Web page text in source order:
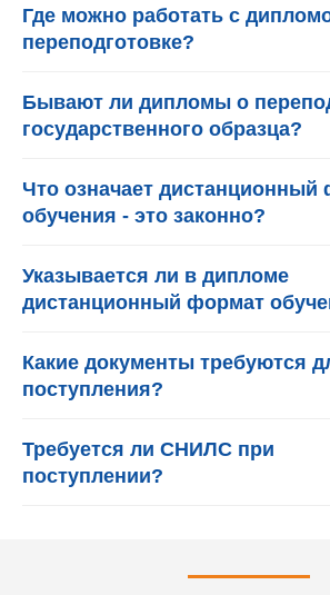
Где можно работать с
переподготовке?
Бывают ли дипломы о
государственного образца?
Что означает дистанционный
обучения - это законно?
Указывается ли в дипломе
дистанционный формат
Какие документы требуются
поступления?
Требуется ли СНИЛС при
поступлении?